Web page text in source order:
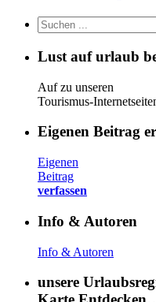
Lust auf urlaub
Auf zu unseren
Tourismus-
Eigenen Beitrag
Eigenen
Beitrag
verfassen
Info & Autoren
Info & Autoren
unsere